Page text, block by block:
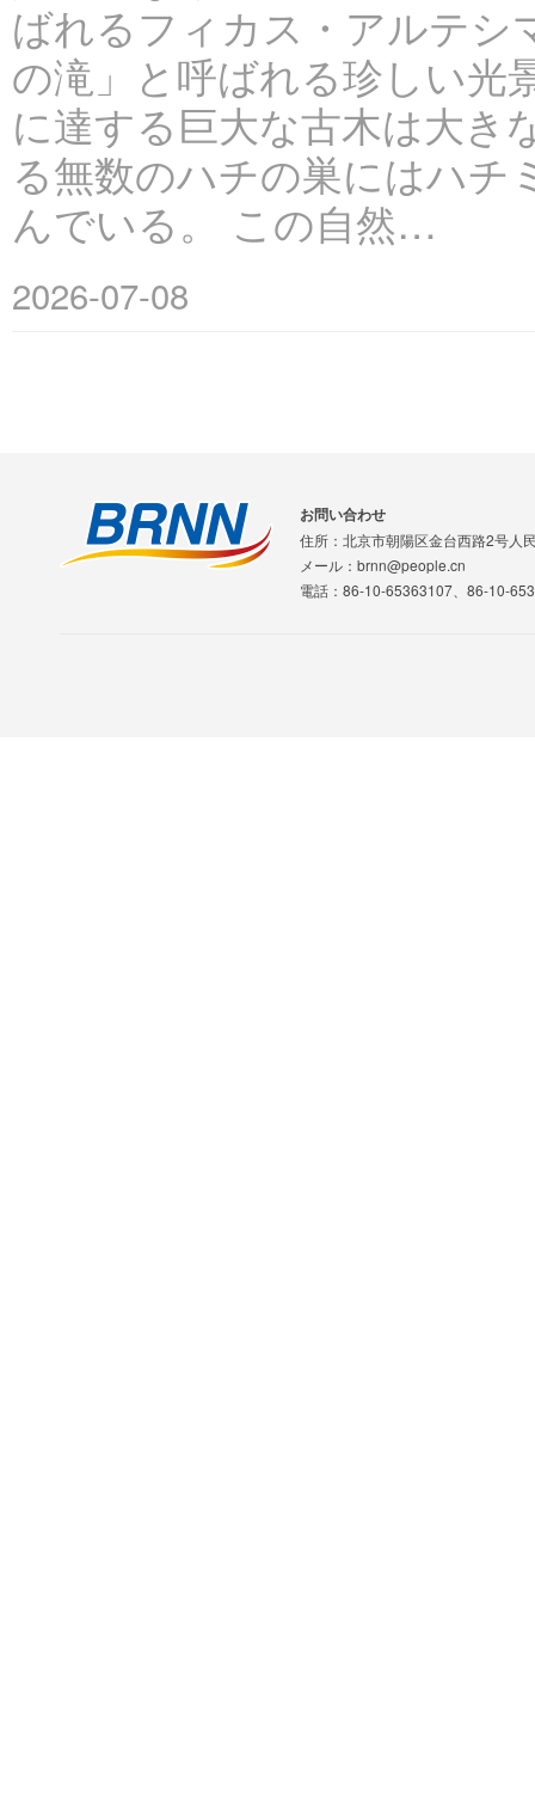
ばれるフィカス・アルテシ
の滝」と呼ばれる珍しい光
に達する巨大な古木は大き
る無数のハチの巣にはハ
んでいる。 この自然…
2026-07-08
お問い合わせ
住所：北京市朝陽区金台西路2号人
メール：brnn@people.cn
電話：86-10-65363107、86-10-